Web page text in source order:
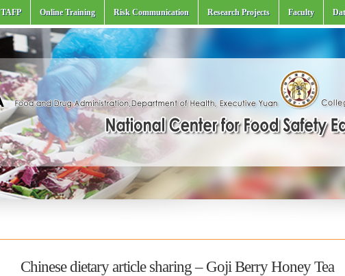
TAFP Online Training Risk Communication Research Projects Faculty
Chinese dietary article sharing – Goji Berry Honey Tea